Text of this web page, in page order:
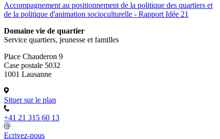
Accompagnement au positionnement de la politique des quartiers et
de la politique d'animation socioculturelle - Rapport Idée 21
Domaine vie de quartier
Service quartiers, jeunesse et familles
Place Chauderon 9
Case postale 5032
1001 Lausanne
Situer sur le plan
+41 21 315 60 13
Ecrivez-nous